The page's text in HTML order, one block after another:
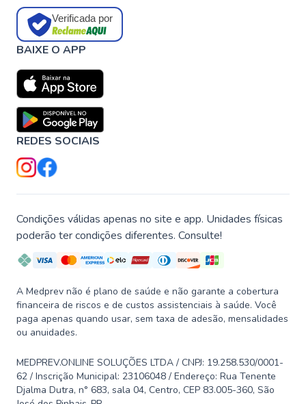
Verificada por
BAIXE O APP
REDES SOCIAIS
Condições válidas apenas no site e app. Unidades físicas
poderão ter condições diferentes. Consulte!
A Medprev não é plano de saúde e não garante a cobertura
financeira de riscos e de custos assistenciais à saúde. Você
paga apenas quando usar, sem taxa de adesão, mensalidades
ou anuidades.
MEDPREV.ONLINE SOLUÇÕES LTDA / CNPJ: 19.258.530/0001-
62 / Inscrição Municipal: 23106048 / Endereço: Rua Tenente
Djalma Dutra, n° 683, sala 04, Centro, CEP 83.005-360, São